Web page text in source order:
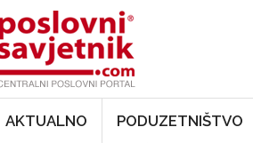
AKTUALNO PODUZETNIŠTVO